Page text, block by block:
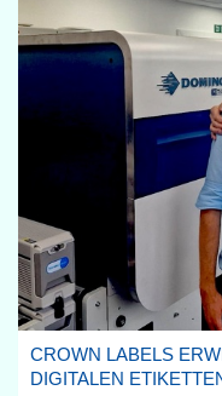
CROWN LABELS
DIGITALEN